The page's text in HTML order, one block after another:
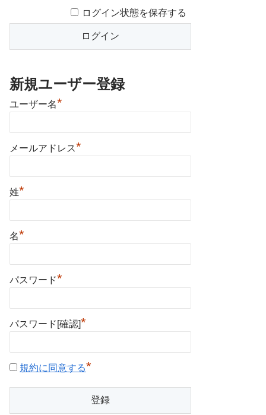
ログイン状態を保存する
新規ユーザー登録
ユーザー名*
メールアドレス*
姓*
名*
パスワード*
パスワード[確認]*
規約に同意する*